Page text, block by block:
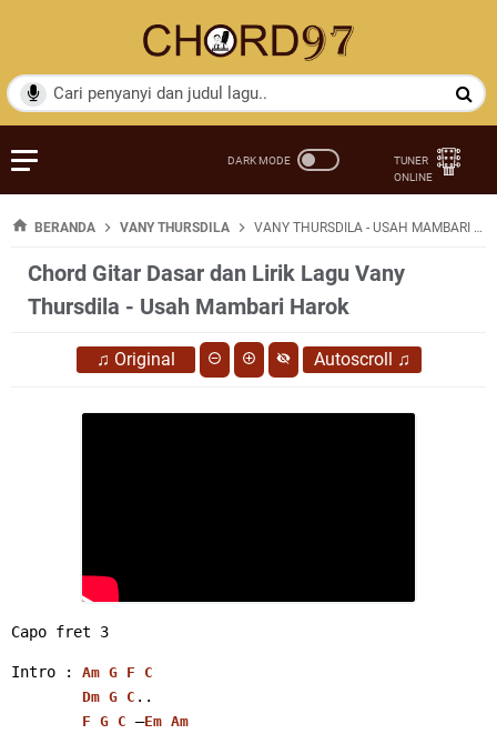
BERANDA VANY THURSDILA VANY THURSDILA - USAH MAMBARI HAROK
Chord Gitar Dasar dan Lirik Lagu Vany
Thursdila - Usah Mambari Harok
♫ Original Autoscroll ♫
Capo fret 3
Intro : Am G F
C
Dm G C ..
F G C –Em Am